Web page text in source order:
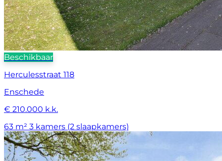
Beschikbaar
Herculesstraat 118
Enschede
€ 210.000 k.k.
63 m² 3 kamers (2 slaapkamers)